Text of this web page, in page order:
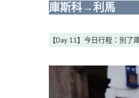
庫斯科→利馬
【Day 11】今日行程：別了